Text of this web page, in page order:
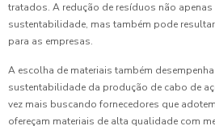
tratados. A redução de resíduos não
sustentabilidade, mas também pode
para as empresas.
A escolha de materiais também
sustentabilidade da produção de cabo de
vez mais buscando fornecedores que
ofereçam materiais de alta qualidade com